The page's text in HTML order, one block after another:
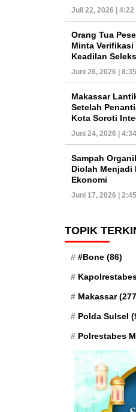
Juli 22, 2026 | 4:22
Orang Tua
Minta
Keadilan
Juni 26, 2026 |
Makassar
Setelah
Kota Soroti
Juni 24, 2026 |
Sampah
Diolah Menjadi
Ekonomi
Juni 17, 2026 |
TOPIK
#Bone (86)
Makassar
Polda Sulsel
Polrestabes